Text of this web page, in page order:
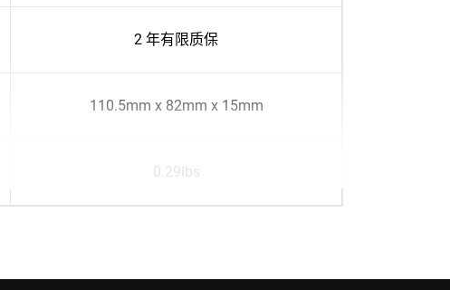
2 年有限质保
110.5mm x 82mm x 15mm
0.29lbs